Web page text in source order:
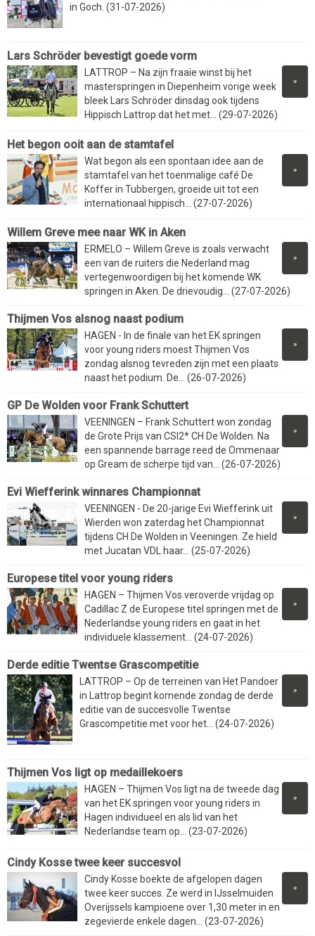
in Goch. (31-07-2026)
Lars Schröder bevestigt goede vorm
»
LATTROP – Na zijn fraaie winst bij het
masterspringen in Diepenheim vorige week
bleek Lars Schröder dinsdag ook tijdens
Hippisch Lattrop dat het met... (29-07-2026)
Het begon ooit aan de stamtafel
»
Wat begon als een spontaan idee aan de
stamtafel van het toenmalige café De
Koffer in Tubbergen, groeide uit tot een
internationaal hippisch... (27-07-2026)
Willem Greve mee naar WK in Aken
»
ERMELO – Willem Greve is zoals verwacht
een van de ruiters die Nederland mag
vertegenwoordigen bij het komende WK
springen in Aken. De drievoudig... (27-07-2026)
Thijmen Vos alsnog naast podium
»
HAGEN - In de finale van het EK springen
voor young riders moest Thijmen Vos
zondag alsnog tevreden zijn met een plaats
naast het podium. De... (26-07-2026)
GP De Wolden voor Frank Schuttert
»
VEENINGEN – Frank Schuttert won zondag
de Grote Prijs van CSI2* CH De Wolden. Na
een spannende barrage reed de Ommenaar
op Gream de scherpe tijd van... (26-07-2026)
Evi Wiefferink winnares Championnat
»
VEENINGEN - De 20-jarige Evi Wiefferink uit
Wierden won zaterdag het Championnat
tijdens CH De Wolden in Veeningen. Ze hield
met Jucatan VDL haar... (25-07-2026)
Europese titel voor young riders
»
HAGEN – Thijmen Vos veroverde vrijdag op
Cadillac Z de Europese titel springen met de
Nederlandse young riders en gaat in het
individuele klassement... (24-07-2026)
Derde editie Twentse Grascompetitie
»
LATTROP – Op de terreinen van Het Pandoer
in Lattrop begint komende zondag de derde
editie van de succesvolle Twentse
Grascompetitie met voor het... (24-07-2026)
Thijmen Vos ligt op medaillekoers
»
HAGEN – Thijmen Vos ligt na de tweede dag
van het EK springen voor young riders in
Hagen individueel en als lid van het
Nederlandse team op... (23-07-2026)
Cindy Kosse twee keer succesvol
»
Cindy Kosse boekte de afgelopen dagen
twee keer succes. Ze werd in IJsselmuiden
Overijssels kampioene over 1,30 meter in en
zegevierde enkele dagen... (23-07-2026)